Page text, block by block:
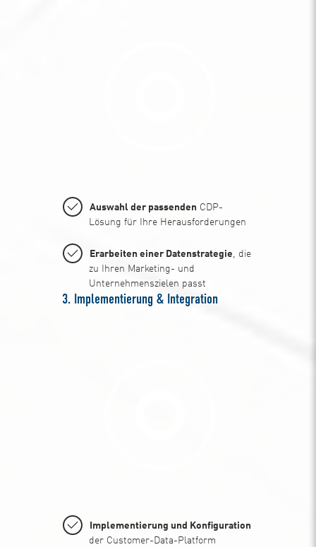
Auswahl der passenden CDP-
Lösung für Ihre Herausforderungen
Erarbeiten einer Datenstrategie, die
zu Ihren Marketing- und
Unternehmenszielen passt
3. Implementierung & Integration
Implementierung und Konfiguration
der Customer-Data-Platform